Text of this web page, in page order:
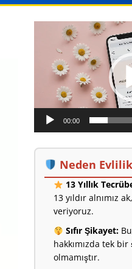
oynatıcı
00:00
Neden
13 Yıllık
13 yıldır alnımız
veriyoruz.
Sıfır Şikayet:
hakkımızda tek
olmamıştır.